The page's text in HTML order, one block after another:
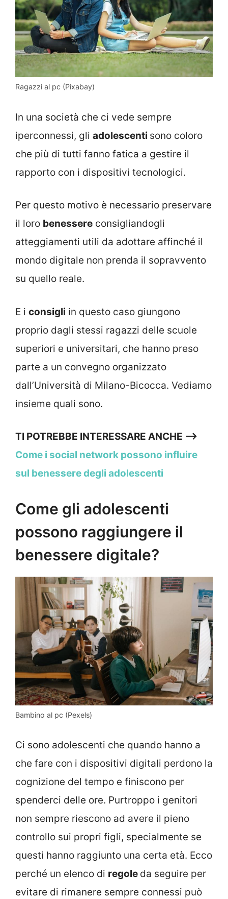
Ragazzi al pc (Pixabay)
In una società che ci vede sempre
iperconnessi, gli adolescenti sono coloro
che più di tutti fanno fatica a gestire il
rapporto con i dispositivi tecnologici.
Per questo motivo è necessario preservare
il loro benessere consigliandogli
atteggiamenti utili da adottare affinché il
mondo digitale non prenda il sopravvento
su quello reale.
E i consigli in questo caso giungono
proprio dagli stessi ragazzi delle scuole
superiori e universitari, che hanno preso
parte a un convegno organizzato
dall’Università di Milano-Bicocca. Vediamo
insieme quali sono.
TI POTREBBE INTERESSARE ANCHE —->
Come i social network possono influire
sul benessere degli adolescenti
Come gli adolescenti
possono raggiungere il
benessere digitale?
Bambino al pc (Pexels)
Ci sono adolescenti che quando hanno a
che fare con i dispositivi digitali perdono la
cognizione del tempo e finiscono per
spenderci delle ore. Purtroppo i genitori
non sempre riescono ad avere il pieno
controllo sui propri figli, specialmente se
questi hanno raggiunto una certa età. Ecco
perché un elenco di regole da seguire per
evitare di rimanere sempre connessi può